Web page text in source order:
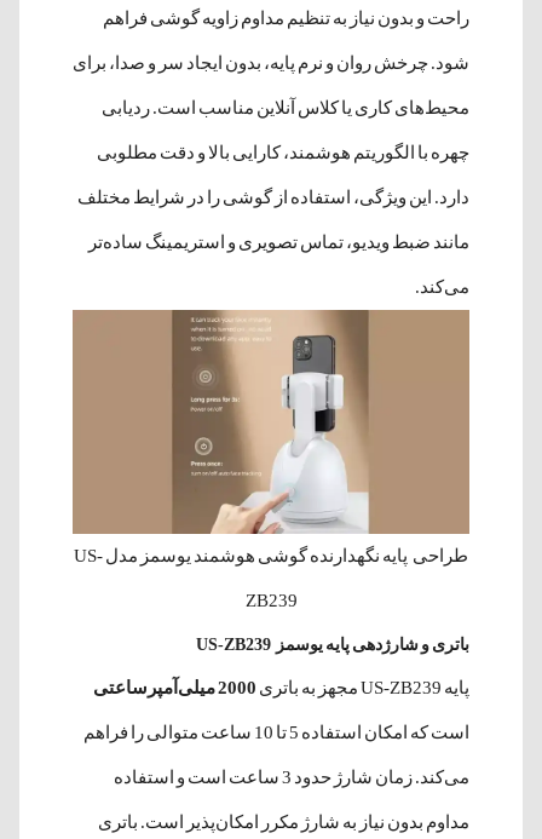
راحت و بدون نیاز به تنظیم مداوم زاویه گوشی فراهم
شود. چرخش روان و نرم پایه، بدون ایجاد سر و صدا، برای
محیط‌های کاری یا کلاس آنلاین مناسب است. ردیابی
چهره با الگوریتم هوشمند، کارایی بالا و دقت مطلوبی
دارد. این ویژگی، استفاده از گوشی را در شرایط مختلف
مانند ضبط ویدیو، تماس تصویری و استریمینگ ساده‌تر
می‌کند.
طراحی پایه نگهدارنده گوشی هوشمند یوسمز مدل US-
ZB239
باتری و شارژدهی پایه یوسمز US-ZB239
پایه US-ZB239 مجهز به باتری 2000 میلی‌آمپرساعتی
است که امکان استفاده 5 تا 10 ساعت متوالی را فراهم
می‌کند. زمان شارژ حدود 3 ساعت است و استفاده
مداوم بدون نیاز به شارژ مکرر امکان‌پذیر است. باتری